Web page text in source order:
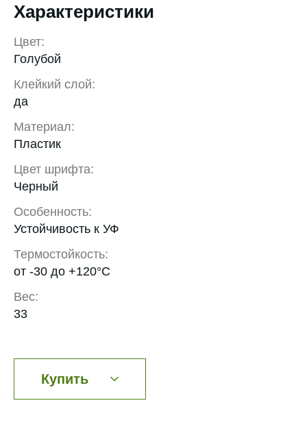
Характеристики
Цвет:
Голубой
Клейкий слой:
да
Материал:
Пластик
Цвет шрифта:
Черный
Особенность:
Устойчивость к УФ
Термостойкость:
от -30 до +120°С
Вес:
33
Купить